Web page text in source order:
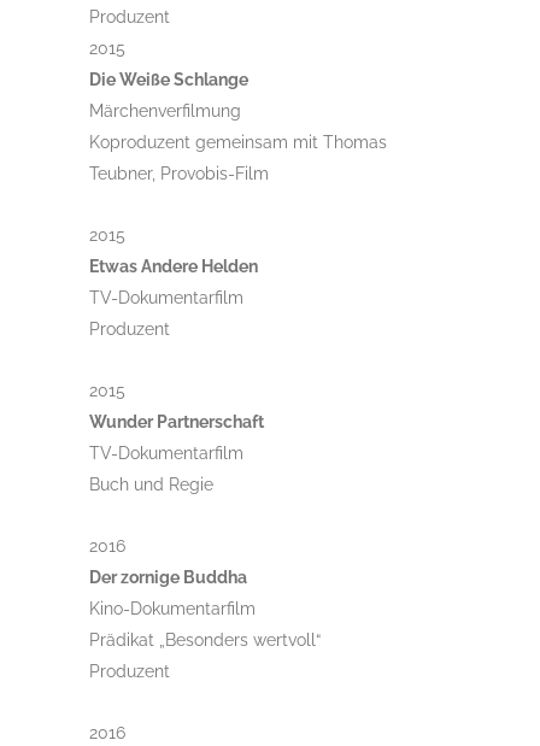
Produzent
2015
Die Weiße Schlange
Märchenverfilmung
Koproduzent gemeinsam mit Thomas
Teubner, Provobis-Film
2015
Etwas Andere Helden
TV-Dokumentarfilm
Produzent
2015
Wunder Partnerschaft
TV-Dokumentarfilm
Buch und Regie
2016
Der zornige Buddha
Kino-Dokumentarfilm
Prädikat „Besonders wertvoll“
Produzent
2016